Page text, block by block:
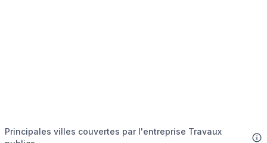
Principales villes couvertes par l'entreprise Travaux